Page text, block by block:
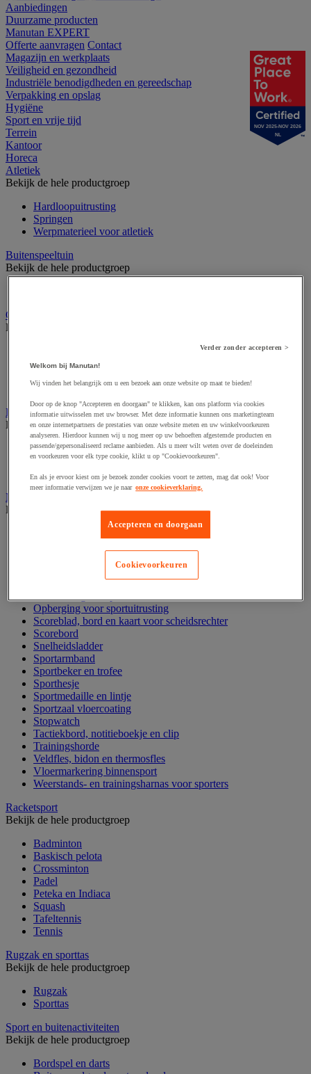
Aanbiedingen
Duurzame producten
Manutan EXPERT
Offerte aanvragen Contact
Magazijn en werkplaats
Veiligheid en gezondheid
Industriële benodigdheden en gereedschap
Verpakking en opslag
Hygiëne
Sport en vrije tijd
Terrein
Kantoor
Horeca
Atletiek
Bekijk de hele productgroep
Hardloopuitrusting
Springen
Werpmaterieel voor atletiek
Buitenspeeltuin
Bekijk de hele productgroep
Gymnastiek en artistieke sport
Bekijk de hele productgroep
Gymuitrusting
Turntoestel
Krachttraining en fitness
Bekijk de hele productgroep
Fitnessapparaat
Fitnessapparaat
Yoga, pilates en gymnastiek
Multi sportuitrusting en accessoires
Bekijk de hele productgroep
Balbomp en balcompressor
Hoepel en slalomstok
Klimtouw en mat
Opberging voor sportuitrusting
Scoreblad, bord en kaart voor scheidsrechter
Scorebord
Snelheidsladder
Sportarmband
Sportbeker en trofee
Sporthesje
Sportmedaille en lintje
Sportzaal vloercoating
Stopwatch
Tactiekbord, notitieboekje en clip
Trainingshorde
Veldfles, bidon en thermosfles
Vloermarkering binnensport
Weerstands- en trainingsharnas voor sporters
Racketsport
Bekijk de hele productgroep
Badminton
Baskisch pelota
Crossminton
Padel
Peteka en Indiaca
Squash
Tafeltennis
Tennis
Rugzak en sporttas
Bekijk de hele productgroep
Rugzak
Sporttas
Sport en buitenactiviteiten
Bekijk de hele productgroep
Bordspel en darts
NOV 2025-NOV 2026
NL
Verder zonder accepteren >
Welkom bij Manutan!
Wij vinden het belangrijk om u een bezoek aan onze website op maat te bieden!
Door op de knop "Accepteren en doorgaan" te klikken, kan ons platform via cookies
informatie uitwisselen met uw browser. Met deze informatie kunnen ons marketingteam
en onze internetpartners de prestaties van onze website meten en uw winkelvoorkeuren
analyseren. Hierdoor kunnen wij u nog meer op uw behoeften afgestemde producten en
passende/gepersonaliseerd reclame aanbieden. Als u meer wilt weten over de doeleinden
en voorkeuren voor elk type cookie, klikt u op "Cookievoorkeuren".
En als je ervoor kiest om je bezoek zonder cookies voort te zetten, mag dat ook! Voor
meer informatie verwijzen we je naar onze cookieverklaring.
Accepteren en doorgaan
Cookievoorkeuren